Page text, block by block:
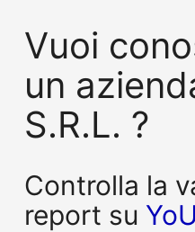
Vuoi
un
S.R.L. ?
Controlla la
report su